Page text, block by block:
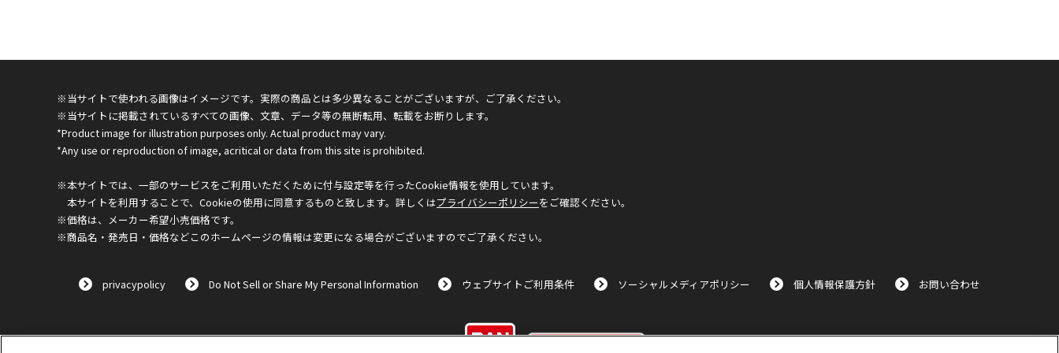
※当サイトで使われる画像はイメージです。実際の商品とは多少異なることがございますが、ご了承ください。
※当サイトに掲載されているすべての画像、文章、データ等の無断転用、転載をお断りします。
*Product image for illustration purposes only. Actual product may vary.
*Any use or reproduction of image, acritical or data from this site is prohibited.
※本サイトでは、一部のサービスをご利用いただくために付与設定等を行ったCookie情報を使用しています。
本サイトを利用することで、Cookieの使用に同意するものと致します。詳しくはプライバシーポリシーをご確認ください。
※価格は、メーカー希望小売価格です。
※商品名・発売日・価格などこのホームページの情報は変更になる場合がございますのでご了承ください。
privacypolicy Do Not Sell or Share My Personal Information ウェブサイトご利用条件 ソーシャルメディアポリシー 個人情報保護方針 お問い合わせ